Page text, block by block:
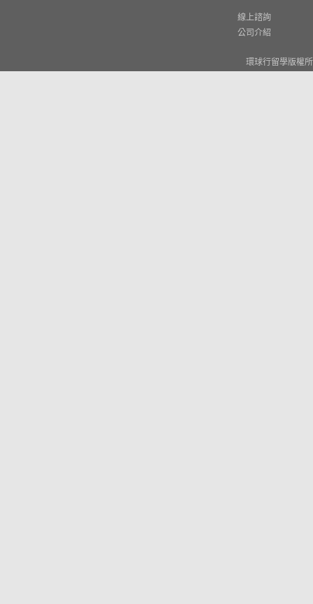
線上諮詢
公司介紹
環球行留學版權